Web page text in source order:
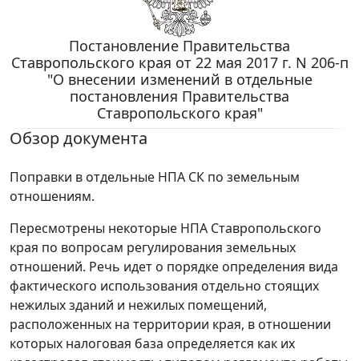
Постановление Правительства
Ставропольского края от 22 мая 2017 г. N 206-п
"О внесении изменений в отдельные
постановления Правительства
Ставропольского края"
Обзор документа
Поправки в отдельные НПА СК по земельным
отношениям.
Пересмотрены некоторые НПА Ставропольского
края по вопросам регулирования земельных
отношений. Речь идет о порядке определения вида
фактического использования отдельно стоящих
нежилых зданий и нежилых помещений,
расположенных на территории края, в отношении
которых налоговая база определяется как их